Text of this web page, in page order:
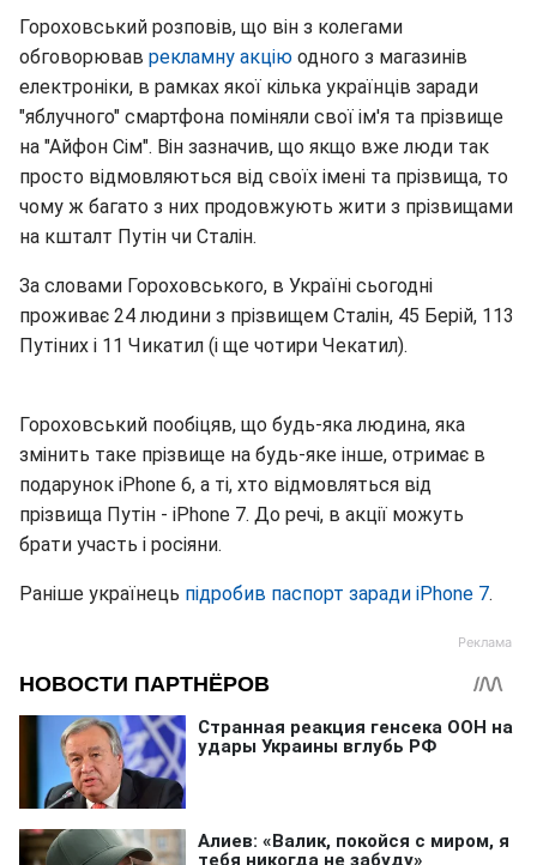
Гороховський розповів, що він з колегами
обговорював рекламну акцію одного з магазинів
електроніки, в рамках якої кілька українців заради
"яблучного" смартфона поміняли свої ім'я та прізвище
на "Айфон Сім". Він зазначив, що якщо вже люди так
просто відмовляються від своїх імені та прізвища, то
чому ж багато з них продовжують жити з прізвищами
на кшталт Путін чи Сталін.
За словами Гороховського, в Україні сьогодні
проживає 24 людини з прізвищем Сталін, 45 Берій, 113
Путіних і 11 Чикатил (і ще чотири Чекатил).
Гороховський пообіцяв, що будь-яка людина, яка
змінить таке прізвище на будь-яке інше, отримає в
подарунок iPhone 6, а ті, хто відмовляться від
прізвища Путін - iPhone 7. До речі, в акції можуть
брати участь і росіяни.
Раніше українець підробив паспорт заради iPhone 7.